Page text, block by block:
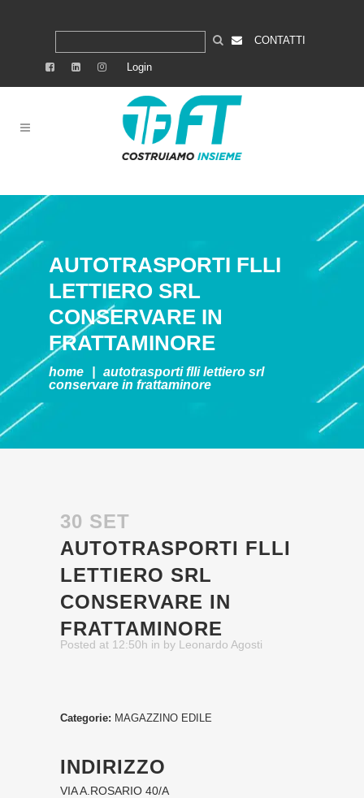
CONTATTI
Login
AUTOTRASPORTI FLLI
LETTIERO SRL
CONSERVARE IN
FRATTAMINORE
home
autotrasporti flli lettiero srl
conservare in frattaminore
30 SET
AUTOTRASPORTI FLLI
LETTIERO SRL
CONSERVARE IN
FRATTAMINORE
Posted at 12:50h in by Leonardo Agosti
Categorie: MAGAZZINO EDILE
INDIRIZZO
VIA A.ROSARIO 40/A